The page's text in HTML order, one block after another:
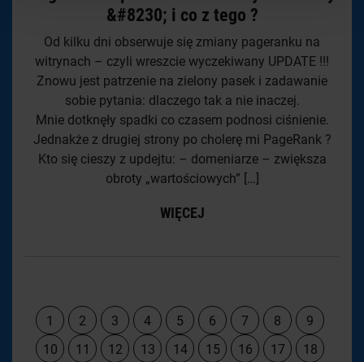
&#8230; i co z tego ?
Od kilku dni obserwuje się zmiany pageranku na
witrynach – czyli wreszcie wyczekiwany UPDATE !!!
Znowu jest patrzenie na zielony pasek i zadawanie
sobie pytania: dlaczego tak a nie inaczej.
Mnie dotknęły spadki co czasem podnosi ciśnienie.
Jednakże z drugiej strony po cholerę mi PageRank ?
Kto się cieszy z updejtu: – domeniarze – zwiększa
obroty „wartościowych” […]
WIĘCEJ
1 2 3 4 5 6 7 8
9
10
11 12 13 14 15 16 17
18